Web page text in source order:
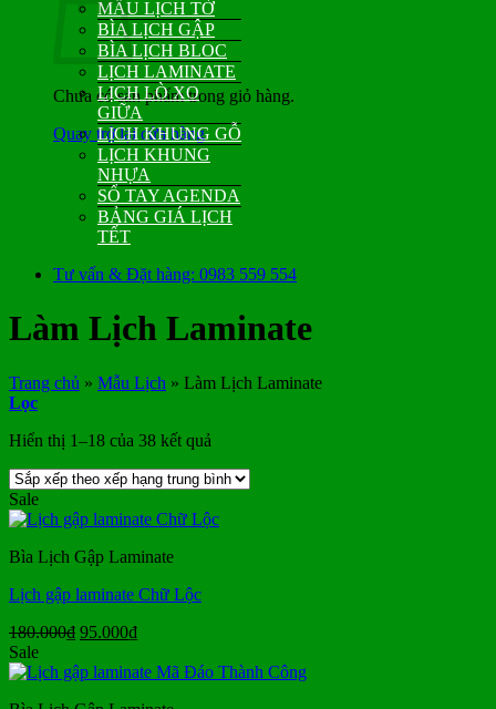
Chưa có sản phẩm trong giỏ hàng.
Quay trở lại cửa hàng
MẪU LỊCH TỜ
BÌA LỊCH GẬP
BÌA LỊCH BLOC
LỊCH LAMINATE
LỊCH LÒ XO
GIỮA
LỊCH KHUNG GỖ
LỊCH KHUNG
NHỰA
SỔ TAY AGENDA
BẢNG GIÁ LỊCH
TẾT
Tư vấn & Đặt hàng: 0983 559 554
Làm Lịch Laminate
Trang chủ » Mẫu Lịch » Làm Lịch Laminate
Lọc
Hiển thị 1–18 của 38 kết quả
xếp
xếp
Sale
Bìa Lịch Gập Laminate
Lịch gập laminate Chữ Lộc
180.000₫ Giá
là:
95.000₫Giá
tại
Sale